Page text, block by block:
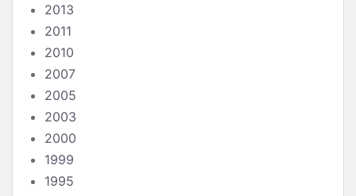
2013
2011
2010
2007
2005
2003
2000
1999
1995